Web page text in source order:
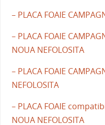
– PLACA FOAIE
– PLACA FOAIE
NOUA NEFOLOSITA
– PLACA FOAIE
NEFOLOSITA
– PLACA FOAIE
NOUA NEFOLOSITA